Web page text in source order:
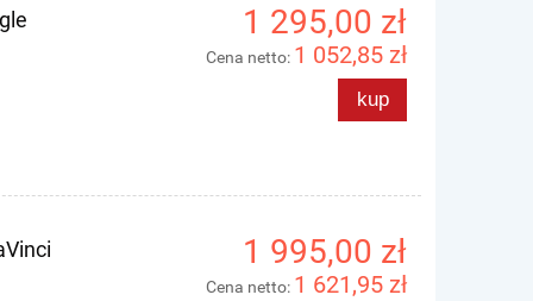
1 295,00 zł
Cena netto: 1 052,85 zł
kup
1 995,00 zł
Cena netto: 1 621,95 zł